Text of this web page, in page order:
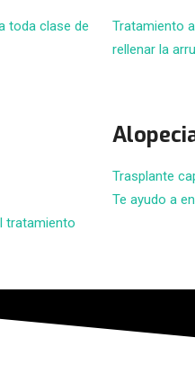
toda clase de
Tratamiento
rellenar la
tratamiento
Trasplante
Te ayudo a